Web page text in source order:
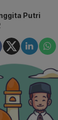
Putri